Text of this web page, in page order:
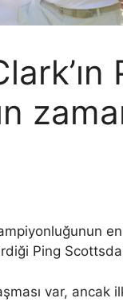
Ping
var,